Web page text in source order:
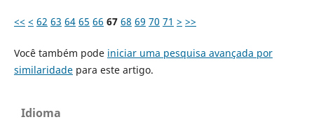
<< < 62 63 64 65 66 67 68 69 70 71 > >>
Você também pode iniciar uma pesquisa avançada por
similaridadepara este artigo.
Idioma